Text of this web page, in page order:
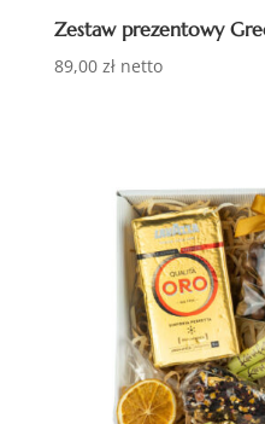
Zestaw prezentowy
89,00 zł netto